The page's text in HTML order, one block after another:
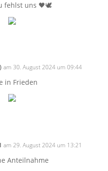
fehlst uns 🖤🕊
am 30. August 2024 um 09:44
in Frieden
am 29. August 2024 um 13:21
Anteilnahme